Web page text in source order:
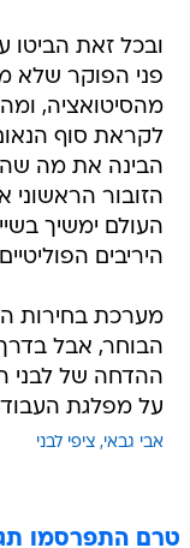
ובכל זאת הביטו
פני הפוקר שלא
מהסיטואציה,
לקראת סוף
הבינה את מה
הזובור הראשוני
העולם ימשיך
היריבים
מערכת בחירות
הבוחר, אבל
ההדחה של לבני
על מפלגת
אבי גבאי ציפי לבני
טרם התפרסמו